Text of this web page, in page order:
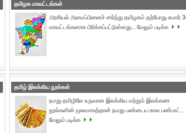
தமிழக மாவட்டங்கள்
அரசியல் அமைப்பினைச் சார்ந்து தமிழகம் தற்போது சுமார்
மாவட்டங்களாக பிரிக்கப்பட்டுள்ளது... மேலும் படிக்க
தமிழ் இலக்கிய நூல்கள்
நமது தமிழிலே உருவான இலக்கிய மற்றும் இலக்கண
நூல்களின் மூலமாகத்தான் நமது பண்டைய கால பண்பாட்..
மேலும் படிக்க